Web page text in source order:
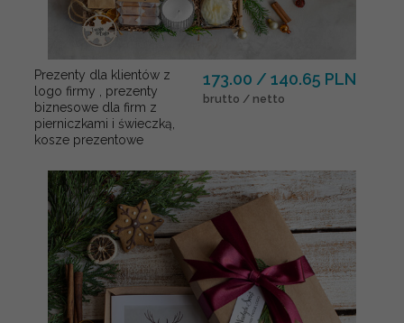
Prezenty dla klientów z
logo firmy , prezenty
biznesowe dla firm z
pierniczkami i świeczką,
kosze prezentowe
173.00 / 140.65 PLN
brutto / netto